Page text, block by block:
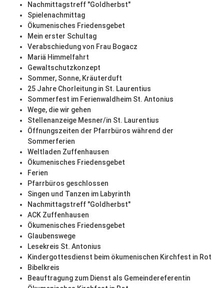
Nachmittagstreff "Goldherbst"
Spielenachmittag
Ökumenisches Friedensgebet
Mein erster Schultag
Verabschiedung von Frau Bogacz
Mariä Himmelfahrt
Gewaltschutzkonzept
Sommer, Sonne, Kräuterduft
25 Jahre Chorleitung in St. Laurentius
Sommerfest im Ferienwaldheim St. Antonius
Wege, die wir gehen
Stellenanzeige Mesner/in St. Laurentius
Öffnungszeiten der Pfarrbüros während der
Sommerferien
Weltladen Zuffenhausen
Ökumenisches Friedensgebet
Ferien
Pfarrbüros geschlossen
Singen und Tanzen im Labyrinth
Nachmittagstreff "Goldherbst"
ACK Zuffenhausen
Ökumenisches Friedensgebet
Glaubenswege
Lesekreis St. Antonius
Kindergottesdienst beim ökumenischen Kirchfest in Rot
Bibelkreis
Beauftragung zum Dienst als Gemeindereferentin